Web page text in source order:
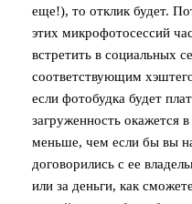
еще!), то отклик будет.
этих микрофотосессий
встретить в социальных
соответствующим
если фотобудка будет
загруженность окажется в
меньше, чем если бы вы
договорились с ее
или за деньги, как